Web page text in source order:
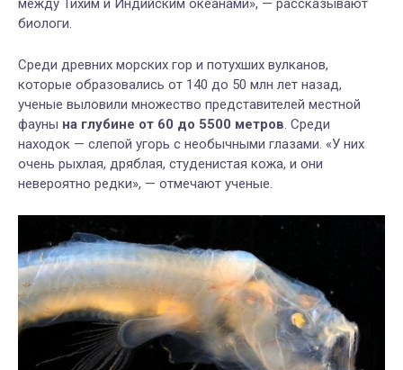
между Тихим и Индийским океанами», — рассказывают
биологи.
Среди древних морских гор и потухших вулканов,
которые образовались от 140 до 50 млн лет назад,
ученые выловили множество представителей местной
фауны на глубине от 60 до 5500 метров. Среди
находок — слепой угорь с необычными глазами. «У них
очень рыхлая, дряблая, студенистая кожа, и они
невероятно редки», — отмечают ученые.